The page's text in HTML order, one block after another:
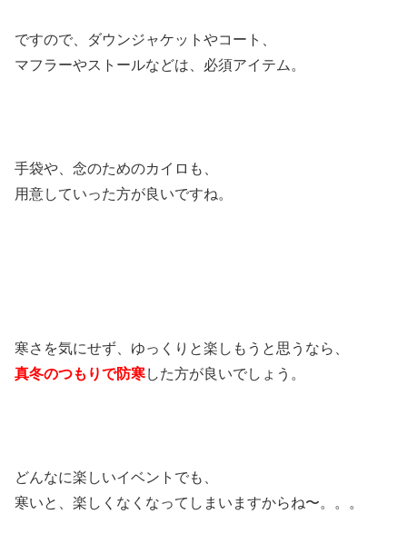
ですので、ダウンジャケットやコート、
マフラーやストールなどは、必須アイテム。
手袋や、念のためのカイロも、
用意していった方が良いですね。
寒さを気にせず、ゆっくりと楽しもうと思うなら、
真冬のつもりで防寒した方が良いでしょう。
どんなに楽しいイベントでも、
寒いと、楽しくなくなってしまいますからね〜。。。